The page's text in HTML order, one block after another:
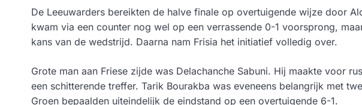
De Leeuwarders bereikten de halve finale op overtuigende wijze door
kwam via een counter nog wel op een verrassende 0-1 voorsprong,
kans van de wedstrijd. Daarna nam Frisia het initiatief volledig over.
Grote man aan Friese zijde was Delachanche Sabuni. Hij maakte voor
een schitterende treffer. Tarik Bourakba was eveneens belangrijk met
Groen bepaalden uiteindelijk de eindstand op een overtuigende 6-1.